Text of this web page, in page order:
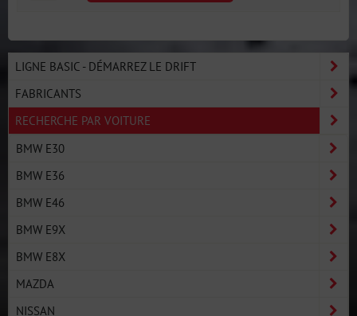
LIGNE BASIC - DÉMARREZ LE DRIFT
FABRICANTS
RECHERCHE PAR VOITURE
BMW E30
BMW E36
BMW E46
BMW E9X
BMW E8X
MAZDA
NISSAN